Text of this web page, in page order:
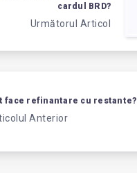
cardul BRD?
Următorul Articol
face refinantare cu restante?
Anterior